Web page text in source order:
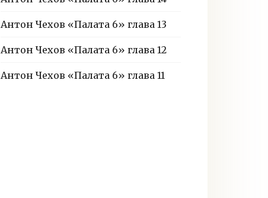
Антон Чехов «Палата 6» глава 13
Антон Чехов «Палата 6» глава 12
Антон Чехов «Палата 6» глава 11